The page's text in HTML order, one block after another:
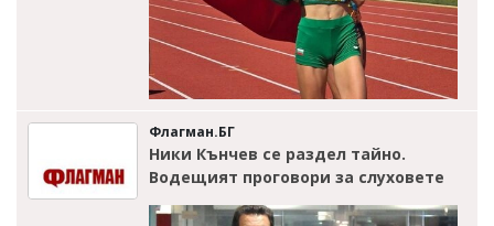
Флагман.БГ
Ники Кънчев се раздел тайно.
Водещият проговори за слуховете